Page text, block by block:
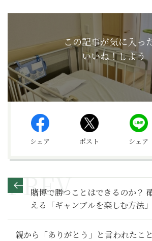
この記事が気に入っ
いいね！しよう
シェア ポスト シェア
賭博で勝つことはできるのか？
える「ギャンブルを楽しむ方法」
親から「ありがとう」と言われたこ